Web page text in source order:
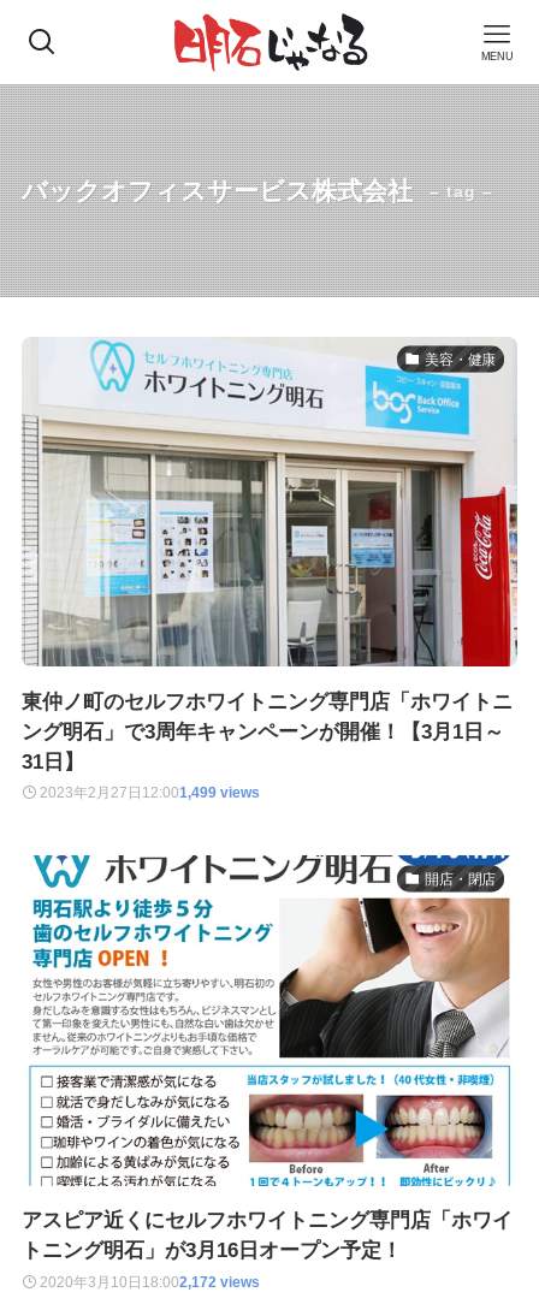
MENU
バックオフィスサービス株式会社 – tag –
美容・健康
東仲ノ町のセルフホワイトニング専門店「ホワイトニ
ング明石」で3周年キャンペーンが開催！【3月1日～
31日】
2023年2月27日 12:001,499 views
開店・閉店
アスピア近くにセルフホワイトニング専門店「ホワイ
トニング明石」が3月16日オープン予定！
2020年3月10日 18:002,172 views